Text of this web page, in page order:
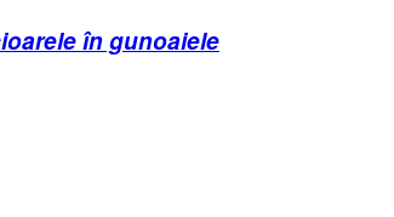
în gunoaiele